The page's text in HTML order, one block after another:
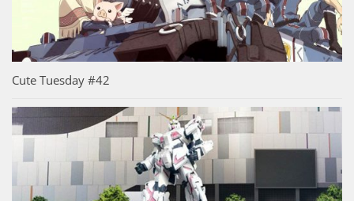
Cute Tuesday #42